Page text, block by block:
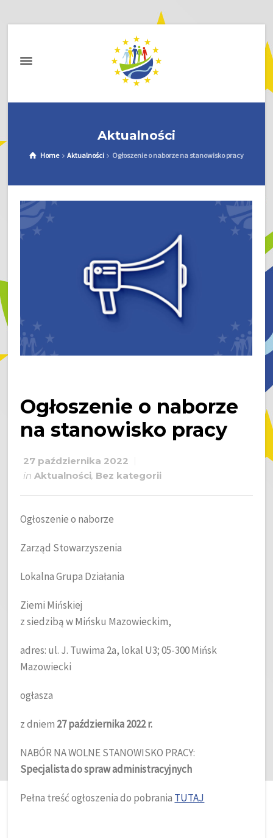
Aktualności
Home Aktualności Ogłoszenie o naborze na stanowisko pracy
Ogłoszenie o naborze
na stanowisko pracy
27 października 2022
inAktualności, Bez kategorii
Ogłoszenie o naborze
Zarząd Stowarzyszenia
Lokalna Grupa Działania
Ziemi Mińskiej
z siedzibą w Mińsku Mazowieckim,
adres: ul. J. Tuwima 2a, lokal U3; 05-300 Mińsk
Mazowiecki
ogłasza
z dniem 27 października 2022 r.
NABÓR NA WOLNE STANOWISKO PRACY:
Specjalista do spraw administracyjnych
Pełna treść ogłoszenia do pobrania TUTAJ